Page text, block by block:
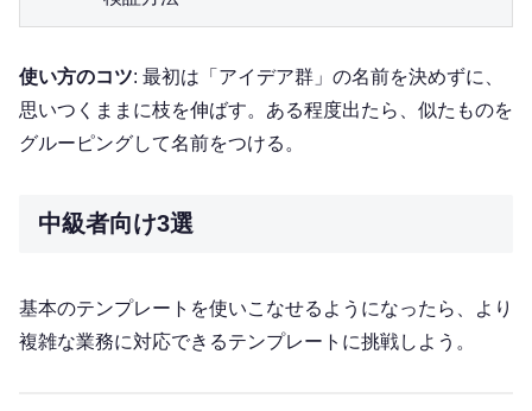
使い方のコツ: 最初は「アイデア群」の名前を決めずに、
思いつくままに枝を伸ばす。ある程度出たら、似たものを
グルーピングして名前をつける。
中級者向け3選
基本のテンプレートを使いこなせるようになったら、より
複雑な業務に対応できるテンプレートに挑戦しよう。